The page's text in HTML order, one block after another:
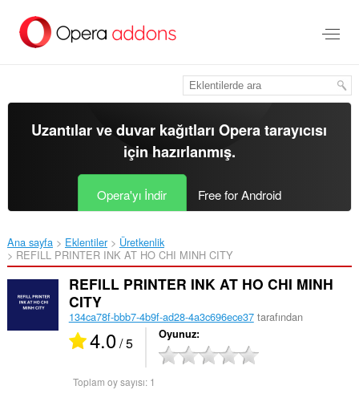
içeriğe
Uzantılar ve duvar kağıtlarıOpera tarayıcısı
için hazırlanmış.
Opera'yı İndir Free for Android
Ana sayfa Eklentiler
Üretkenlik
REFILL PRINTER INK AT HO CHI MINH CITY‎
REFILL PRINTER INK AT HO CHI MINH
CITY
134ca78f-bbb7-4b9f-ad28-4a3c696ece37tarafından
4.0/ 5 Oyunuz
Toplam oy sayısı: 1